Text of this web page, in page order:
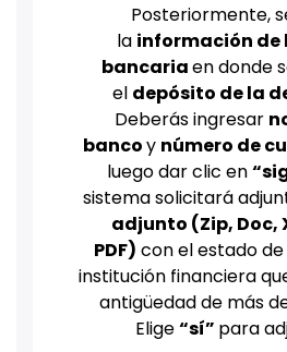
Posteriormente,
la información de
bancariaen donde
el depósito de la
Deberás ingresar
bancoy número de
luego dar clic en
sistema solicitará
adjunto (Zip, Doc,
PDF) con el estado
institución financiera
antigüedad de más
Elige“sí” para